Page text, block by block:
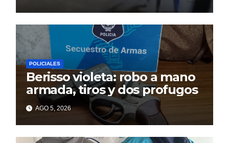
POLICIALES
Berisso violeta: robo a mano
armada, tiros y dos profugos
AGO 5, 2026